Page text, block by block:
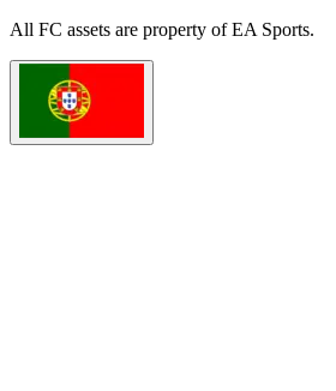
All FC assets are property of EA Sports.